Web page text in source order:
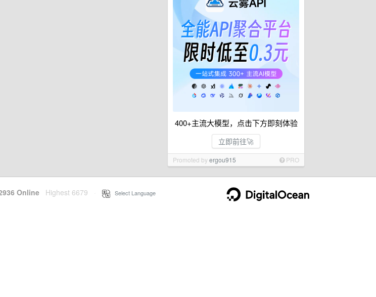
400+主流大模型，点击下方即刻体验
立即前往🚀
Promoted byergou915 PRO
Online Highest 6679 Select Language